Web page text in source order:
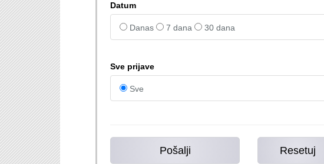
Datum
Danas 7 dana 30 dana
Sve prijave
Sve
Resetuj